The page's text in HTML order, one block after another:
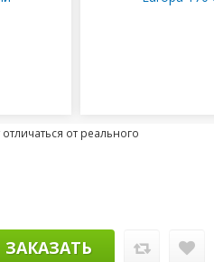
от реального
ЗАКАЗАТЬ